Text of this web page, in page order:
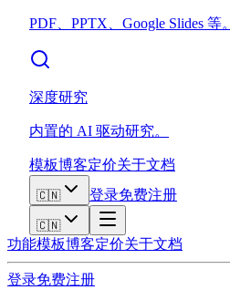
PDF、PPTX、Google Slides 等。
深度研究
内置的 AI 驱动研究。
模板博客定价关于文档
🇨🇳 登录免费注册
🇨🇳
功能模板博客定价关于文档
登录免费注册